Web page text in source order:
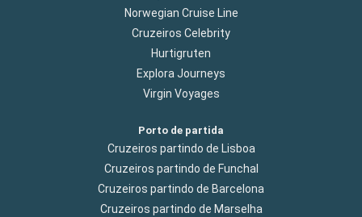
Norwegian Cruise Line
Cruzeiros Celebrity
Hurtigruten
Explora Journeys
Virgin Voyages
Porto de partida
Cruzeiros partindo de Lisboa
Cruzeiros partindo de Funchal
Cruzeiros partindo de Barcelona
Cruzeiros partindo de Marselha